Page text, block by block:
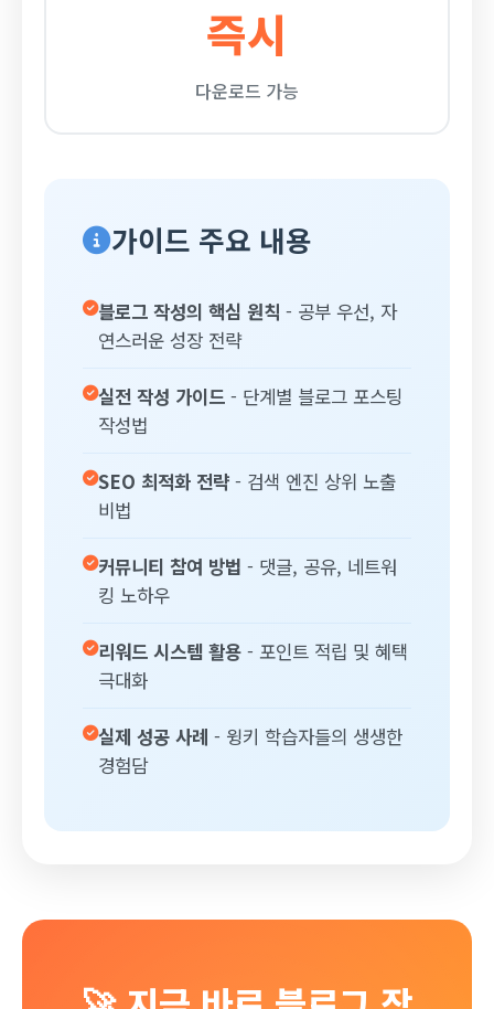
즉시
다운로드 가능
가이드 주요 내용
블로그 작성의 핵심 원칙 - 공부 우선, 자
연스러운 성장 전략
실전 작성 가이드 - 단계별 블로그 포스팅
작성법
SEO 최적화 전략 - 검색 엔진 상위 노출
비법
커뮤니티 참여 방법 - 댓글, 공유, 네트워
킹 노하우
리워드 시스템 활용 - 포인트 적립 및 혜택
극대화
실제 성공 사례 - 윙키 학습자들의 생생한
경험담